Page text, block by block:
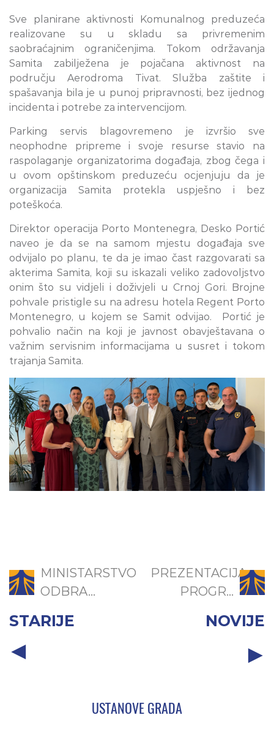
Sve planirane aktivnosti Komunalnog preduzeća
realizovane su u skladu sa privremenim
saobraćajnim ograničenjima. Tokom održavanja
Samita zabilježena je pojačana aktivnost na
području Aerodroma Tivat. Služba zaštite i
spašavanja bila je u punoj pripravnosti, bez ijednog
incidenta i potrebe za intervencijom.
Parking servis blagovremeno je izvršio sve
neophodne pripreme i svoje resurse stavio na
raspolaganje organizatorima događaja, zbog čega i
u ovom opštinskom preduzeću ocjenjuju da je
organizacija Samita protekla uspješno i bez
poteškoća.
Direktor operacija Porto Montenegra, Desko Portić
naveo je da se na samom mjestu događaja sve
odvijalo po planu, te da je imao čast razgovarati sa
akterima Samita, koji su iskazali veliko zadovoljstvo
onim što su vidjeli i doživjeli u Crnoj Gori. Brojne
pohvale pristigle su na adresu hotela Regent Porto
Montenegro, u kojem se Samit odvijao. Portić je
pohvalio način na koji je javnost obavještavana o
važnim servisnim informacijama u susret i tokom
trajanja Samita.
MINISTARSTVO
ODBRA...
STARIJE
PREZENTACIJA
PROGR...
NOVIJE
USTANOVE GRADA